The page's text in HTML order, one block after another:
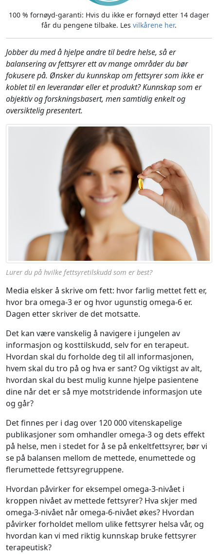
100 % fornøyd-garanti: Hvis du ikke er fornøyd etter 14 dager
får du pengene tilbake. Les vilkårene her.
Jobber du med å hjelpe andre til bedre helse, så er
balansering av fettsyrer ett av mange områder du bør
fokusere på. Ønsker du kunnskap om fettsyrer som ikke er
koblet til en leverandør eller et produkt? Kunnskap som er
objektiv og forskningsbasert, men samtidig enkelt og
oversiktelig presentert.
Lurer du på hvilke fettsyretilskudd som er best?
Media elsker å skrive om fett: hvor farlig mettet fett er,
hvor bra omega-3 er og hvor ugunstig omega-6 er.
Dagen etter skriver de det motsatte.
Det kan være vanskelig å navigere i jungelen av
informasjon og kosttilskudd, selv for en terapeut.
Hvordan skal du forholde deg til all informasjonen,
hvem skal du tro på og hva er sant? Og viktigst av alt,
hvordan skal du best mulig kunne hjelpe pasientene
dine når det er så mye motstridende informasjon ute
og går?
Det finnes per i dag over 120 000 vitenskapelige
publikasjoner som omhandler omega-3 og dets effekt
på helse, men i stedet for å se på enkeltfettsyrer, bør vi
se på balansen mellom de mettede, enumettede og
flerumettede fettsyregruppene.
Hvordan påvirker for eksempel omega-3-nivået i
kroppen nivået av mettede fettsyrer? Hva skjer med
omega-3-nivået når omega-6-nivået økes? Hvordan
påvirker forholdet mellom ulike fettsyrer helsa vår, og
hvordan kan vi med riktig kunnskap bruke fettsyrer
terapeutisk?